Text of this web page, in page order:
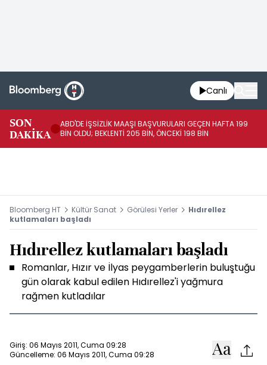
Canlı
SON
DAKİKA
ABD'DE İŞSİZLİK MAAŞI BAŞVURULARI GEÇEN HAFTA 199
BİN OLDU; BEKLENTİ 205 BİN, ÖNCEKİ 198 BİN
Bloomberg HT Kültür Sanat Görülesi Yerler
Hıdırellez
kutlamaları başladı
Hıdırellez kutlamaları başladı
Romanlar, Hızır ve İlyas peygamberlerin buluştuğu
gün olarak kabul edilen Hıdırellez'i yağmura
rağmen kutladılar
Giriş: 06 Mayıs 2011, Cuma 09:28
Güncelleme: 06 Mayıs 2011, Cuma 09:28